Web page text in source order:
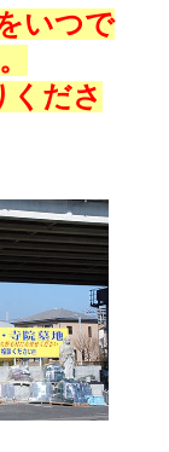
いつで
くださ